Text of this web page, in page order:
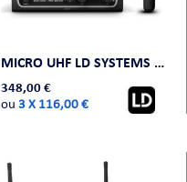
MICRO UHF LD SYSTEMS U505 HHD
348,00 €
ou 3 X 116,00 €